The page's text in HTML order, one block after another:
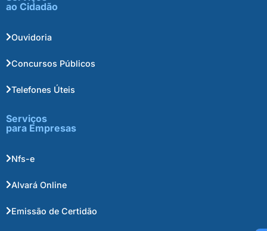
ao Cidadão
Ouvidoria
Concursos Públicos
Telefones Úteis
Serviços
para Empresas
Nfs-e
Alvará Online
Emissão de Certidão